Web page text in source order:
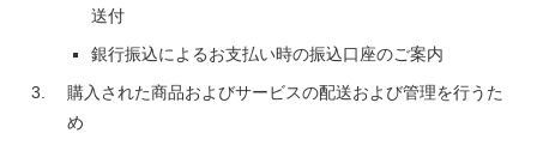
送付
銀行振込によるお支払い時の振込口座のご案内
購入された商品およびサービスの配送および管理を行うた
め